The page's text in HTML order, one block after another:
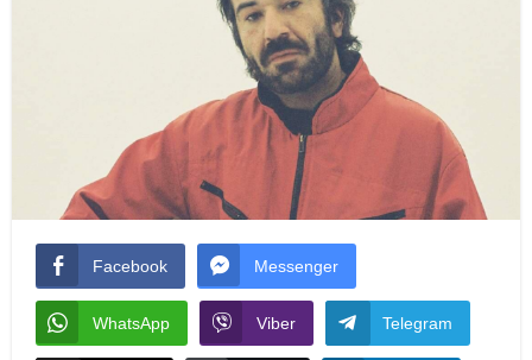
Facebook Messenger
WhatsApp Viber Telegram